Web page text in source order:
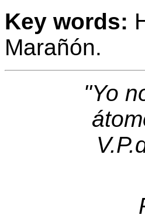
Key words:
Marañón.
"Yo